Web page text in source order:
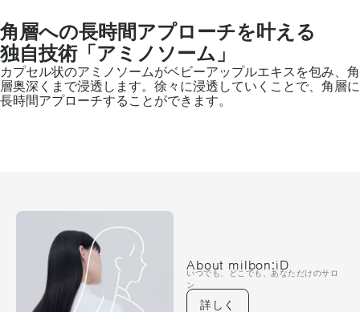
角層への長時間アプローチを叶える
独自技術「アミノソーム」
カプセル状のアミノソームがベビーアップルエキスを包み、角
層奥深くまで浸透します。徐々に浸透していくことで、角層に
長時間アプローチすることができます。
About milbon:iD
いつでも、どこでも、あなただけのサロ
ン
詳しく